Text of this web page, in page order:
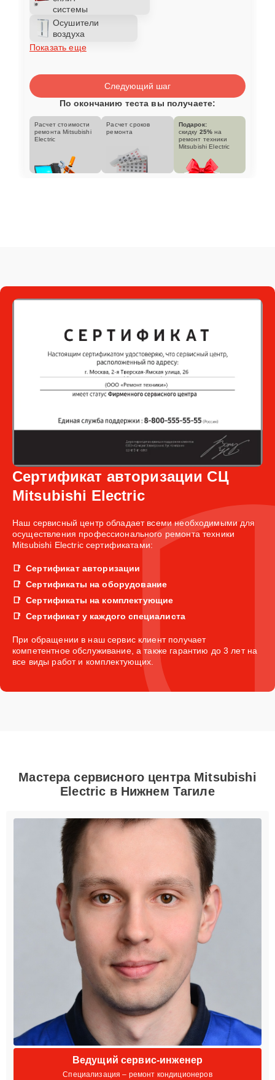
системы
Осушители
воздуха
Показать еще
Следующий шаг
По окончанию теста вы получаете:
Расчет стоимости
ремонта Mitsubishi
Electric
Расчет сроков
ремонта
Подарок:
скидку 25% на
ремонт техники
Mitsubishi Electric
Сертификат авторизации СЦ
Mitsubishi Electric
Наш сервисный центр обладает всеми необходимыми для
осуществления профессионального ремонта техники
Mitsubishi Electric сертификатами:
Сертификат авторизации
Сертификаты на оборудование
Сертификаты на комплектующие
Сертификат у каждого специалиста
При обращении в наш сервис клиент получает
компетентное обслуживание, а также гарантию до 3 лет на
все виды работ и комплектующих.
Мастера сервисного центра Mitsubishi
Electric в Нижнем Тагиле
Ведущий сервис-инженер
Специализация – ремонт кондиционеров